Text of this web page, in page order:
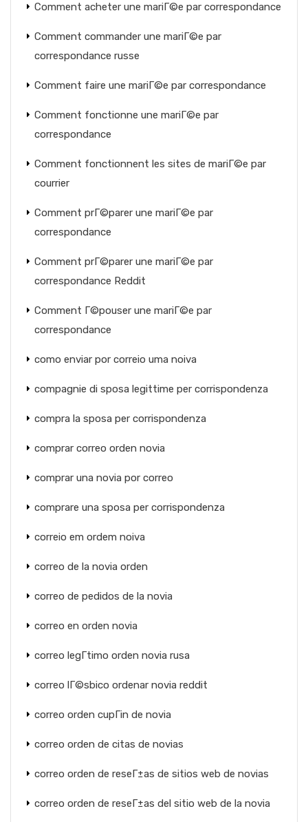
Comment acheter une mariГ©e par correspondance
Comment commander une mariГ©e par
correspondance russe
Comment faire une mariГ©e par correspondance
Comment fonctionne une mariГ©e par
correspondance
Comment fonctionnent les sites de mariГ©e par
courrier
Comment prГ©parer une mariГ©e par
correspondance
Comment prГ©parer une mariГ©e par
correspondance Reddit
Comment Г©pouser une mariГ©e par
correspondance
como enviar por correio uma noiva
compagnie di sposa legittime per corrispondenza
compra la sposa per corrispondenza
comprar correo orden novia
comprar una novia por correo
comprare una sposa per corrispondenza
correio em ordem noiva
correo de la novia orden
correo de pedidos de la novia
correo en orden novia
correo legГ­timo orden novia rusa
correo lГ©sbico ordenar novia reddit
correo orden cupГіn de novia
correo orden de citas de novias
correo orden de reseГ±as de sitios web de novias
correo orden de reseГ±as del sitio web de la novia